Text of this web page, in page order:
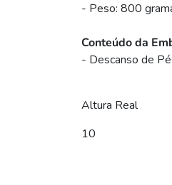
- Peso: 800
Conteúdo da
- Descanso de
Altura Real
10